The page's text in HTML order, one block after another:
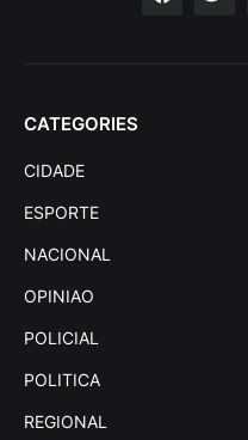
CATEGORIES
CIDADE
ESPORTE
NACIONAL
OPINIAO
POLICIAL
POLITICA
REGIONAL